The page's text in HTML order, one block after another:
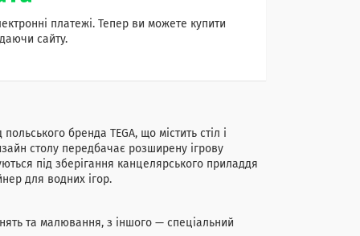
платежі. Тепер ви можете купити
сайту.
бренда TEGA, що містить стіл і
столу передбачає розширену ігрову
під зберігання канцелярського приладдя
для водних ігор.
та малювання, з іншого — спеціальний